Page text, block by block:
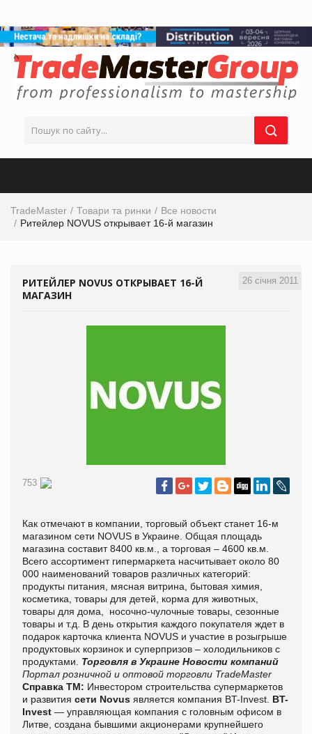
TradeMaster Товари та ринки
Все новости
Ритейлер NOVUS открывает 16-й магазин
26 січня 2011
РИТЕЙЛЕР NOVUS ОТКРЫВАЕТ 16-Й
МАГАЗИН
753
Как отмечают в компании, торговый объект станет 16-м
магазином сети NOVUS в Украине. Общая площадь
магазина составит 8400 кв.м., а торговая – 4600 кв.м.
Всего ассортимент гипермаркета насчитывает около 80
000 наименований товаров различных категорий:
продукты питания, мясная витрина, бытовая химия,
косметика, товары для детей, корма для животных,
товары для дома, носочно-чулочные товары, сезонные
товары и т.д. В день открытия каждого покупателя ждет в
подарок карточка клиента NOVUS и участие в розыгрыше
продуктовых корзинок и суперпризов – холодильников с
продуктами. Торговля в Украине Новости компаний
Портал розничной и оптовой торговли TradeMaster
Справка ТМ: Инвестором строительства супермаркетов
и развития сети Novus является компания BT-Invest. BT-
Invest — управляющая компания с головным офисом в
Литве, создана бывшими акционерами крупнейшего